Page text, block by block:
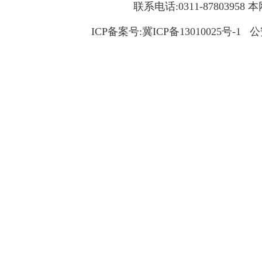
联系电话:0311-87803958
ICP备案号:冀ICP备13010025号-1 公